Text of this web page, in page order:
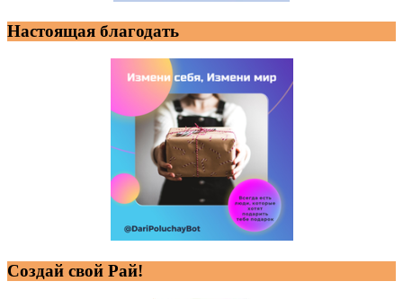
Настоящая благодать
Создай свой Рай!